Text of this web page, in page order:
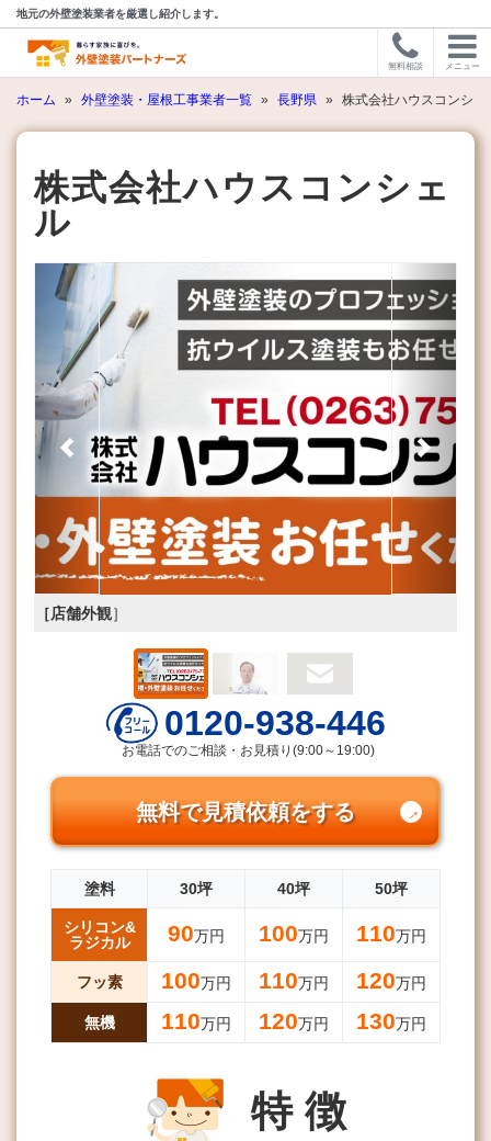
地元の外壁塗装業者を厳選し紹介します。
無料相談 メニュー
ホーム » 外壁塗装・屋根工事業者一覧 » 長野県 » 株式会社ハウスコンシェ
株式会社ハウスコンシェ
ル
［店舗外観］
Previous Next
0120-938-446
お電話でのご相談・お見積り(9:00～19:00)
無料で見積依頼をする
塗料 30坪 40坪 50坪
シリコン&
ラジカル
90万円 100万円 110万円
フッ素 100万円 110万円 120万円
無機 110万円 120万円 130万円
特 徴